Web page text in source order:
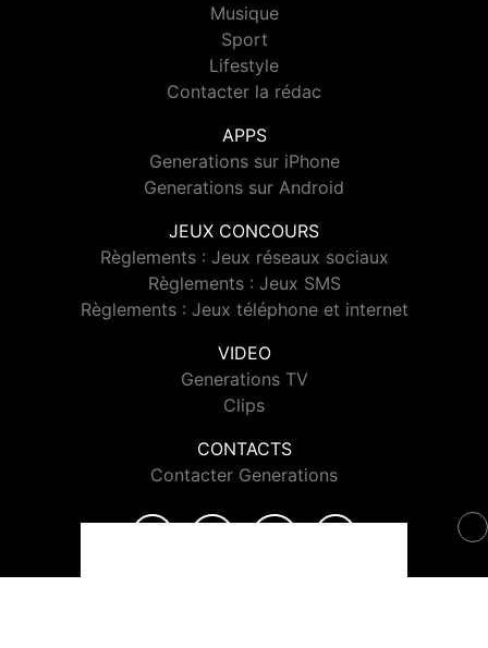
Musique
Sport
Lifestyle
Contacter la rédac
APPS
Generations sur iPhone
Generations sur Android
JEUX CONCOURS
Règlements : Jeux réseaux sociaux
Règlements : Jeux SMS
Règlements : Jeux téléphone et internet
VIDEO
Generations TV
Clips
CONTACTS
Contacter Generations